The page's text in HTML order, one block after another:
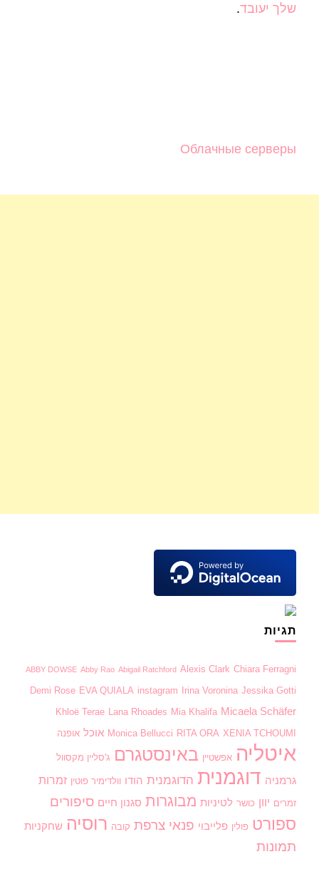
שלך יעובד.
Облачные серверы
תגיות
ABBY DOWSE Abby Rao Abigail Ratchford Alexis Clark Chiara Ferragni
Demi Rose EVA QUIALA instagram Irina Voronina Jessika Gotti
Khloë Terae
Lana Rhoades Mia Khalifa Micaela Schäfer
Monica Bellucci RITA ORA XENIA TCHOUMI אוכל אופנה
איטליה אפשטיין באינסטגרם ג'סליין מקסוול
גרמניה דוגמנית הדוגמנית הודו וולדימיר פוטין זמרות
זמרים יוון כושר לטיניות מבוגרות סגנון חיים סיפורים
ספורט פולין פלייבוי פנאי צרפת קובה רוסיה שחקניות
תמונות